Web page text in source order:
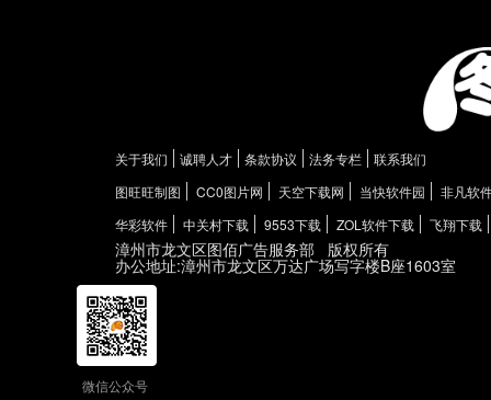
关于我们 诚聘人才 条款协议 法务专栏
联系我们
图旺旺制图
CC0图片网 天空下载网 当快软件园
非凡软
华彩软件
中关村下载 9553下载 ZOL软件下载 飞翔下载
漳州市龙文区图佰广告服务部 版权所有
办公地址:漳州市龙文区万达广场写字楼B座1603室
微信公众号